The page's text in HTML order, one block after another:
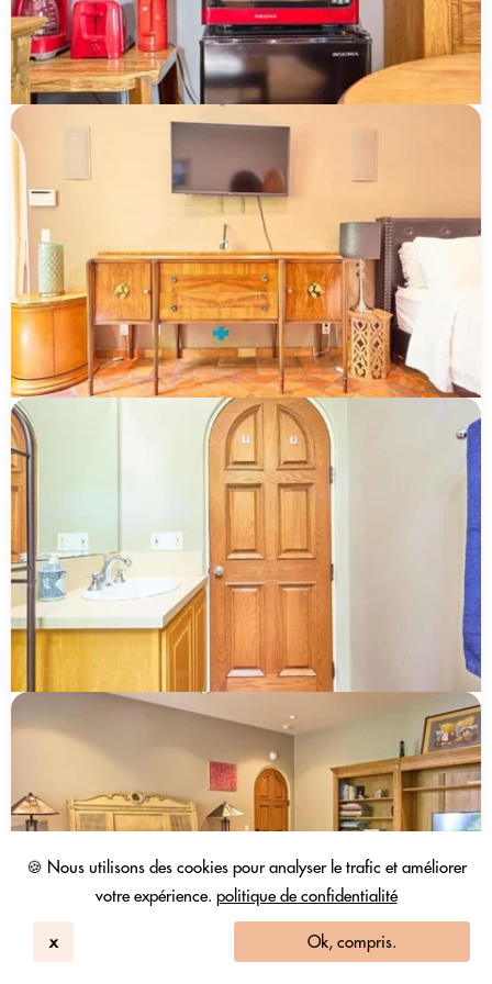
🍪 Nous utilisons des cookies pour analyser le trafic et améliorer
votre expérience. politique de confidentialité
x Ok, compris.